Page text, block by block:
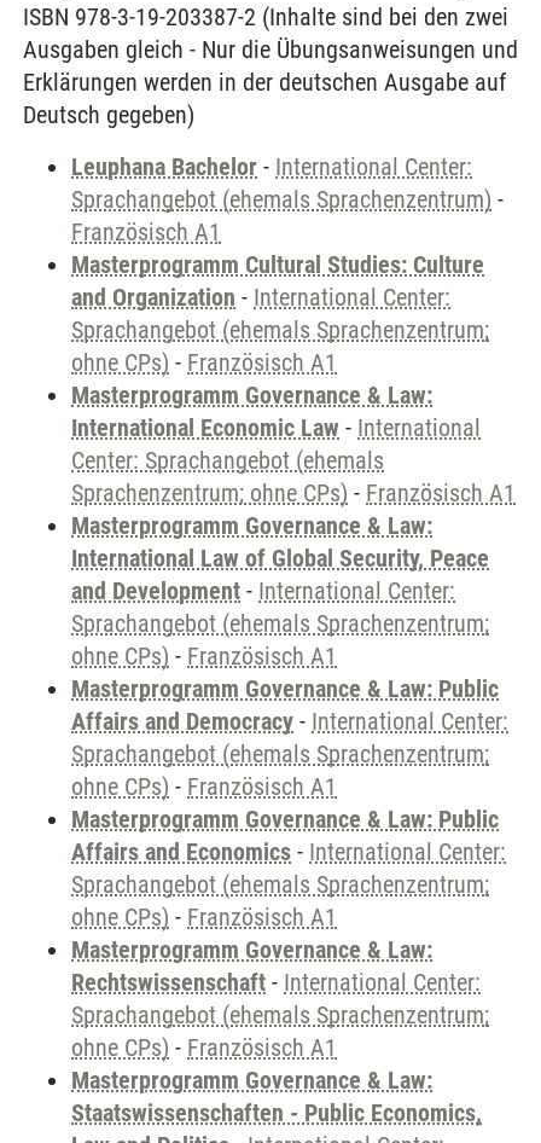
ISBN 978-3-19-203387-2 (Inhalte sind bei den zwei
Ausgaben gleich - Nur die Übungsanweisungen und
Erklärungen werden in der deutschen Ausgabe auf
Deutsch gegeben)
Leuphana Bachelor - International Center:
Sprachangebot (ehemals Sprachenzentrum) -
Französisch A1
Masterprogramm Cultural Studies: Culture
and Organization - International Center:
Sprachangebot (ehemals Sprachenzentrum;
ohne CPs) - Französisch A1
Masterprogramm Governance & Law:
International Economic Law - International
Center: Sprachangebot (ehemals
Sprachenzentrum; ohne CPs) - Französisch A1
Masterprogramm Governance & Law:
International Law of Global Security, Peace
and Development - International Center:
Sprachangebot (ehemals Sprachenzentrum;
ohne CPs) - Französisch A1
Masterprogramm Governance & Law: Public
Affairs and Democracy - International Center:
Sprachangebot (ehemals Sprachenzentrum;
ohne CPs) - Französisch A1
Masterprogramm Governance & Law: Public
Affairs and Economics - International Center:
Sprachangebot (ehemals Sprachenzentrum;
ohne CPs) - Französisch A1
Masterprogramm Governance & Law:
Rechtswissenschaft - International Center:
Sprachangebot (ehemals Sprachenzentrum;
ohne CPs) - Französisch A1
Masterprogramm Governance & Law:
Staatswissenschaften - Public Economics,